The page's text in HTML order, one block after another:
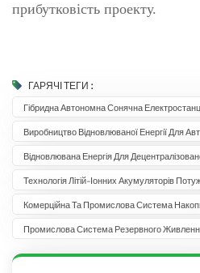
прибутковість проекту.
ГАРЯЧІ ТЕГИ :
Гібридна Автономна Сонячна
Виробництво Відновлюваної Енергії Для
Відновлювана Енергія Для
Технологія Літій-Іонних Акумуляторів
Комерційна Та Промислова Система
Промислова Система Резервного